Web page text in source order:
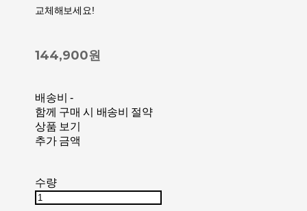
교체해보세요!
144,900원
배송비 -
함께 구매 시 배송비 절약
상품 보기
추가 금액
수량